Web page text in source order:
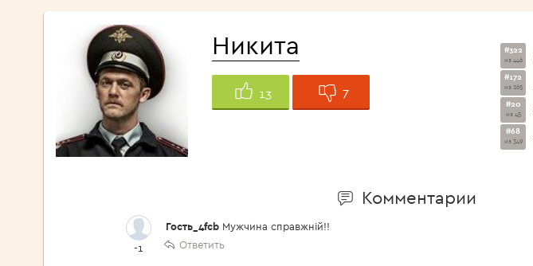
Никита
13 7
#322
из 446
#172
из 265
#20
из 45
#68
из 349
Комментарии
-1
Гость_4fcb Мужчина справжній!!
Ответить